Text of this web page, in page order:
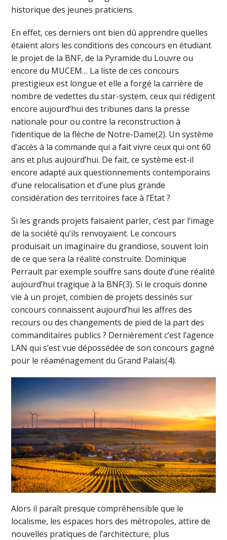
historique des jeunes praticiens.
En effet, ces derniers ont bien dû apprendre quelles
étaient alors les conditions des concours en étudiant
le projet de la BNF, de la Pyramide du Louvre ou
encore du MUCEM… La liste de ces concours
prestigieux est longue et elle a forgé la carrière de
nombre de vedettes du star-system, ceux qui rédigent
encore aujourd’hui des tribunes dans la presse
nationale pour ou contre la reconstruction à
l’identique de la flèche de Notre-Dame(2). Un système
d’accès à la commande qui a fait vivre ceux qui ont 60
ans et plus aujourd’hui. De fait, ce système est-il
encore adapté aux questionnements contemporains
d’une relocalisation et d’une plus grande
considération des territoires face à l’Etat ?
Si les grands projets faisaient parler, c’est par l’image
de la société qu’ils renvoyaient. Le concours
produisait un imaginaire du grandiose, souvent loin
de ce que sera la réalité construite. Dominique
Perrault par exemple souffre sans doute d’une réalité
aujourd’hui tragique à la BNF(3). Si le croquis donne
vie à un projet, combien de projets dessinés sur
concours connaissent aujourd’hui les affres des
recours ou des changements de pied de la part des
commanditaires publics ? Dernièrement c’est l’agence
LAN qui s’est vue dépossédée de son concours gagné
pour le réaménagement du Grand Palais(4).
Alors il paraît presque compréhensible que le
localisme, les espaces hors des métropoles, attire de
nouvelles pratiques de l’architecture, plus